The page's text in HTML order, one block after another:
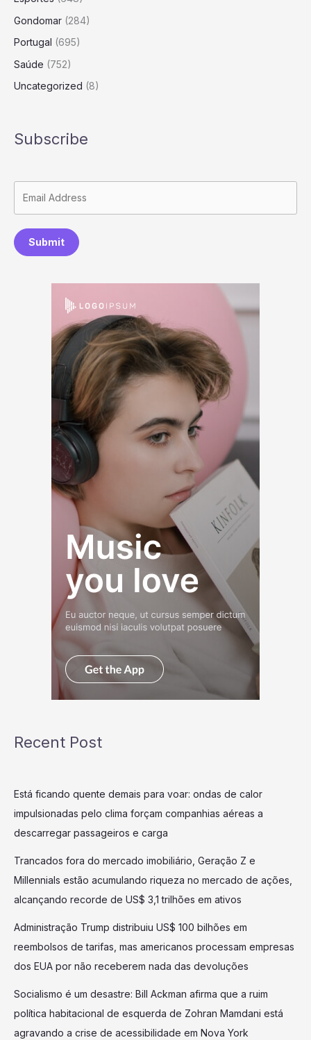
Gondomar (284)
Portugal (695)
Saúde (752)
Uncategorized (8)
Subscribe
Submit
Recent Post
Está ficando quente demais para voar: ondas de calor
impulsionadas pelo clima forçam companhias aéreas a
descarregar passageiros e carga
Trancados fora do mercado imobiliário, Geração Z e
Millennials estão acumulando riqueza no mercado de ações,
alcançando recorde de US$ 3,1 trilhões em ativos
Administração Trump distribuiu US$ 100 bilhões em
reembolsos de tarifas, mas americanos processam empresas
dos EUA por não receberem nada das devoluções
Socialismo é um desastre: Bill Ackman afirma que a ruim
política habitacional de esquerda de Zohran Mamdani está
agravando a crise de acessibilidade em Nova York